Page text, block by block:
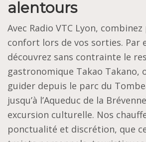
alentours
Avec Radio VTC Lyon,
confort lors de vos sorties. Par
découvrez sans contrainte le
gastronomique Takao Takano,
guider depuis le parc du
jusqu’à l’Aqueduc de la
excursion culturelle. Nos
ponctualité et discrétion, que